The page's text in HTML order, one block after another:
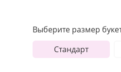
Выберите размер
Стандарт